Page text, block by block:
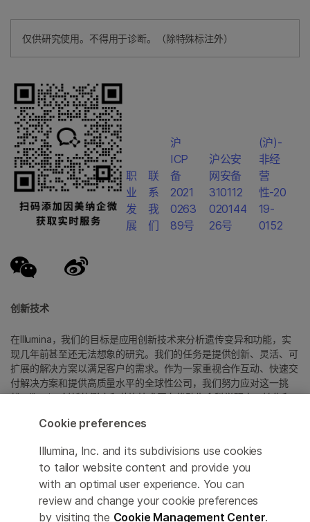
仅供研究使用。不得用于诊断。（除特殊标注外）
创新技术
在Illumina，我们的目标是应用创新技术来分析遗传变异和功能，实
现几年前甚至还无法想象的研究。我们的任务是提供创新、灵活、可
扩展的解决方案以满足客户的需求。作为一家重视合作互动、快速交
付解决方案和提供高质量水平的全球性公司，我们努力应对这一挑
战。Illumina创新的测序和芯片技术正在推动生命科学研究、转化和
具体商标信息，请参见
www.illumina.com.cn/company/legal.html。
Cookie Management Center
职
业
发
展
联
系
我
们
沪
ICP
备
2021
0263
89号
沪公安
网安备
310112
020144
26号
(沪)-
非经
营
性-20
19-
0152
Cookie preferences
Illumina, Inc. and its subdivisions use cookies
to tailor website content and provide you
with an optimal user experience. You can
review and change your cookie preferences
by visiting the Cookie Management Center.